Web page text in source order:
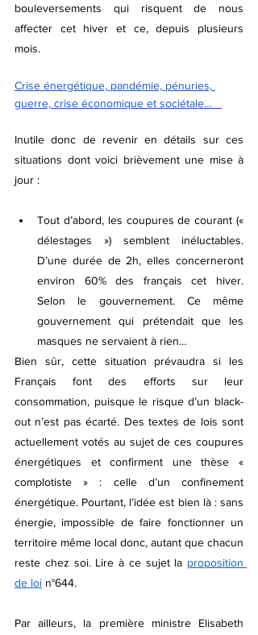
bouleversements qui risquent de nous
affecter cet hiver et ce, depuis plusieurs
mois.
Crise énergétique, pandémie, pénuries,
guerre, crise économique et sociétale…
Inutile donc de revenir en détails sur ces
situations dont voici brièvement une mise à
jour :
Tout d’abord, les coupures de courant («
délestages ») semblent inéluctables.
D’une durée de 2h, elles concerneront
environ 60% des français cet hiver.
Selon le gouvernement. Ce même
gouvernement qui prétendait que les
masques ne servaient à rien…
Bien sûr, cette situation prévaudra si les
Français font des efforts sur leur
consommation, puisque le risque d’un black-
out n’est pas écarté. Des textes de lois sont
actuellement votés au sujet de ces coupures
énergétiques et confirment une thèse «
complotiste » : celle d’un confinement
énergétique. Pourtant, l’idée est bien là : sans
énergie, impossible de faire fonctionner un
territoire même local donc, autant que chacun
reste chez soi. Lire à ce sujet la proposition
de loi n°644.
Par ailleurs, la première ministre Elisabeth